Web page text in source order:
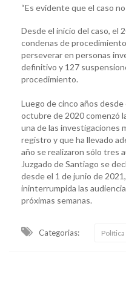
“Es evidente que el caso
Desde el inicio del caso, el
condenas de
perseverar en personas
definitivo y 127
procedimiento.
Luego de cinco años
octubre de 2020 comenzó
una de las investigaciones
registro y que ha llevado
año se realizaron sólo tres
Juzgado de Santiago se
desde el 1 de junio de
ininterrumpida las
próximas semanas.
Categorias: Política